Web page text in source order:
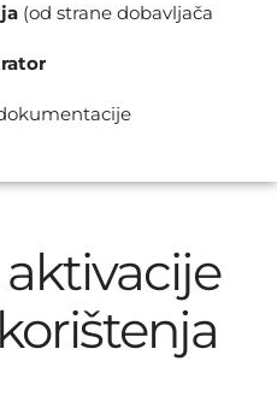
(od strane dobavljača